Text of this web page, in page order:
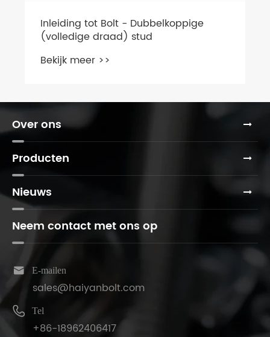
Over ons
Producten
Nieuws
Neem contact met ons op
 E-mailen
sales@haiyanbolt.com
 Tel
+86-18962406417